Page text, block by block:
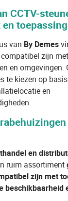
CCTV-
van By Demes
zijn
en omgevingen.
te kiezen op
en
en
ruim assortiment
zijn met
beschikbaarheid